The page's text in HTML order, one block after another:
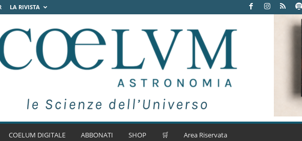
LA RIVISTA
COELUM DIGITALE ABBONATI SHOP 🛒 Area Riservata